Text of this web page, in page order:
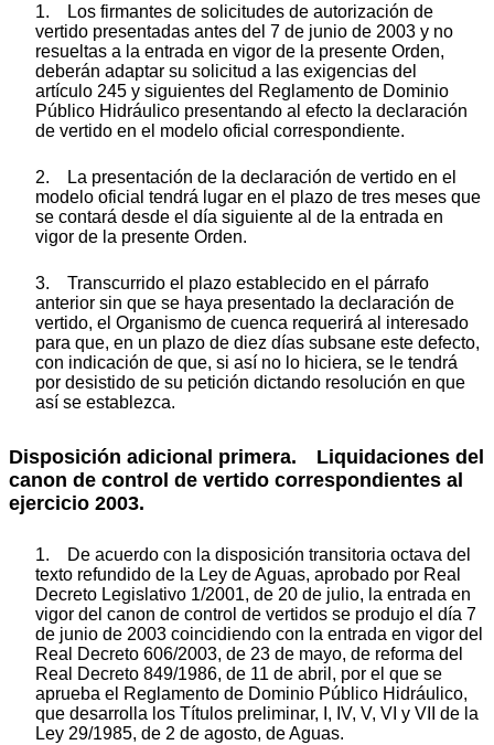
1. Los firmantes de solicitudes de autorización de
vertido presentadas antes del 7 de junio de 2003 y no
resueltas a la entrada en vigor de la presente Orden,
deberán adaptar su solicitud a las exigencias del
artículo 245 y siguientes del Reglamento de Dominio
Público Hidráulico presentando al efecto la declaración
de vertido en el modelo oficial correspondiente.
2. La presentación de la declaración de vertido en el
modelo oficial tendrá lugar en el plazo de tres meses que
se contará desde el día siguiente al de la entrada en
vigor de la presente Orden.
3. Transcurrido el plazo establecido en el párrafo
anterior sin que se haya presentado la declaración de
vertido, el Organismo de cuenca requerirá al interesado
para que, en un plazo de diez días subsane este defecto,
con indicación de que, si así no lo hiciera, se le tendrá
por desistido de su petición dictando resolución en que
así se establezca.
Disposición adicional primera. Liquidaciones del
canon de control de vertido correspondientes al
ejercicio 2003.
1. De acuerdo con la disposición transitoria octava del
texto refundido de la Ley de Aguas, aprobado por Real
Decreto Legislativo 1/2001, de 20 de julio, la entrada en
vigor del canon de control de vertidos se produjo el día 7
de junio de 2003 coincidiendo con la entrada en vigor del
Real Decreto 606/2003, de 23 de mayo, de reforma del
Real Decreto 849/1986, de 11 de abril, por el que se
aprueba el Reglamento de Dominio Público Hidráulico,
que desarrolla los Títulos preliminar, I, IV, V, VI y VII de la
Ley 29/1985, de 2 de agosto, de Aguas.